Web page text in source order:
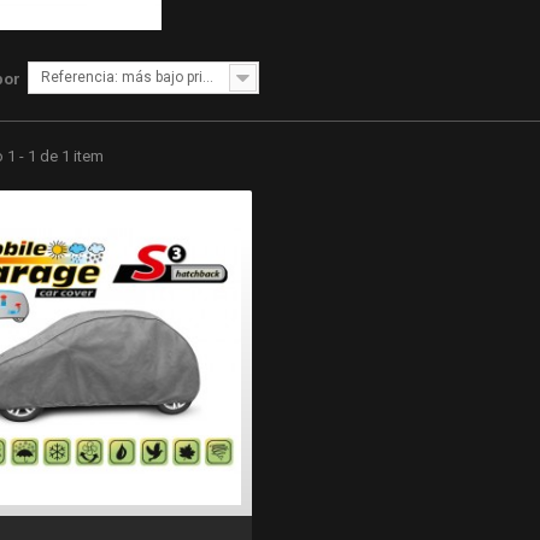
Referencia: más bajo primero
- 1 de 1 item